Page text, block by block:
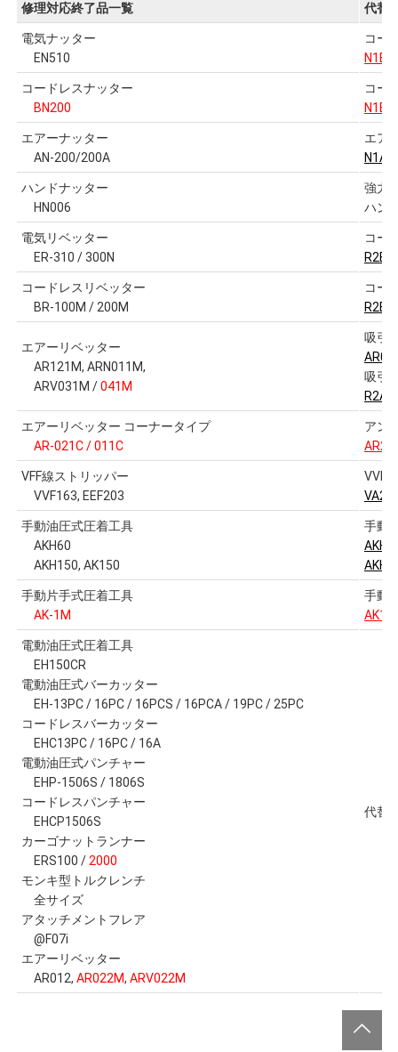
修理対応終了品一覧 代替
電気ナッター
EN510
コー
N1B1
コードレスナッター
BN200
コー
N1B1
エアーナッター
AN-200/200A
エア
N1A2
ハンドナッター
HN006
強力
ハン
電気リベッター
ER-310 / 300N
コー
R2B1
コードレスリベッター
BR-100M / 200M
コー
R2B1
エアーリベッター
AR121M, ARN011M,
ARV031M /041M
吸引
吸引
R2A1
エアーリベッター コーナータイプ
AR-021C / 011C
アン
VFF線ストリッパー
VVF163, EEF203
VVF
手動油圧式圧着工具
AKH60
AKH150, AK150
手動
手動片手式圧着工具
AK-1M
手動
電動油圧式圧着工具
EH150CR
電動油圧式バーカッター
EH-13PC / 16PC / 16PCS / 16PCA / 19PC / 25PC
コードレスバーカッター
EHC13PC / 16PC / 16A
電動油圧式パンチャー
EHP-1506S / 1806S
コードレスパンチャー
EHCP1506S
カーゴナットランナー
ERS100 / 2000
モンキ型トルクレンチ
全サイズ
アタッチメントフレア
@F07i
エアーリベッター
AR012, AR022M, ARV022M
代替